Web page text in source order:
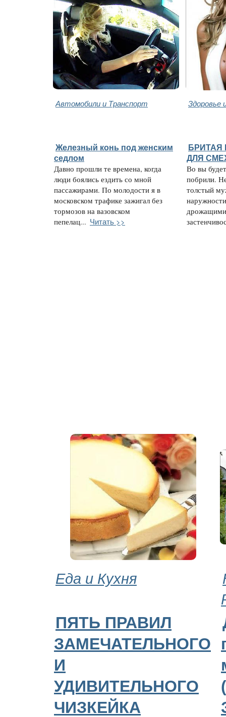
Автомобили и Транспорт Здоровье
Железный конь под женским
седлом
Давно прошли те времена, когда
люди боялись ездить со мной
пассажирами. По молодости я в
московском трафике зажигал без
тормозов на вазовском
пепелац... Читать >>
БРИТАЯ
ДЛЯ
Во вы
побрили.
толстый
Еда и Кухня
ПЯТЬ ПРАВИЛ
ЗАМЕЧАТЕЛЬНОГО
И
УДИВИТЕЛЬНОГО
ЧИЗКЕЙКА